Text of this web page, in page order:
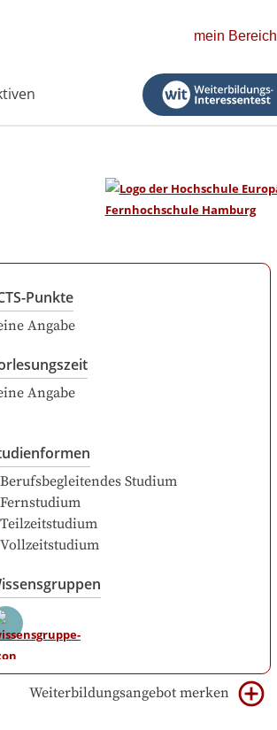
mein Bereich
Punkte
Angabe
Angabe
Berufsbegleitendes Studium
Fernstudium
Teilzeitstudium
Vollzeitstudium
Weiterbildungsangebot merken